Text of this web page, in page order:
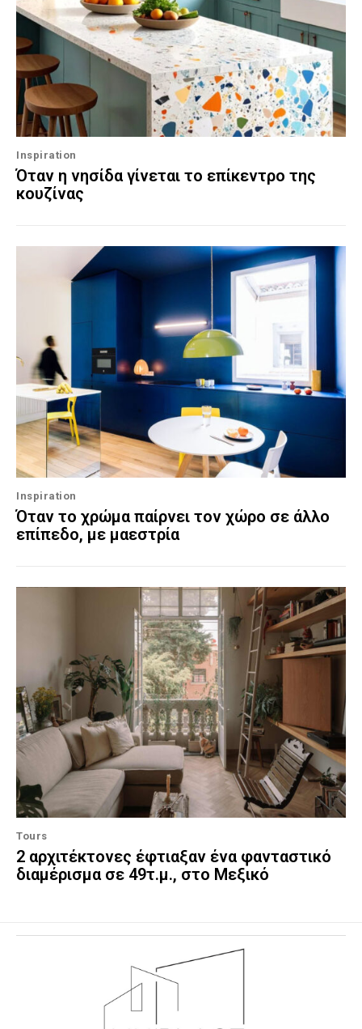
Inspiration
Όταν η νησίδα γίνεται το επίκεντρο της
κουζίνας
Inspiration
Όταν το χρώμα παίρνει τον χώρο σε άλλο
επίπεδο, με μαεστρία
Tours
2 αρχιτέκτονες έφτιαξαν ένα φανταστικό
διαμέρισμα σε 49τ.μ., στο Μεξικό